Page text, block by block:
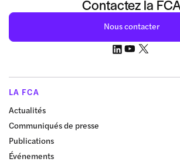
Contactez la
Nous contacter
LA FCA
Actualités
Communiqués de presse
Publications
Événements